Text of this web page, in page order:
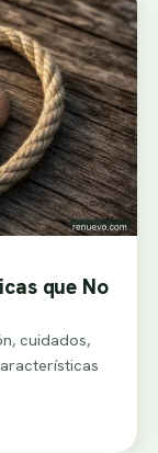
que No
cuidados,